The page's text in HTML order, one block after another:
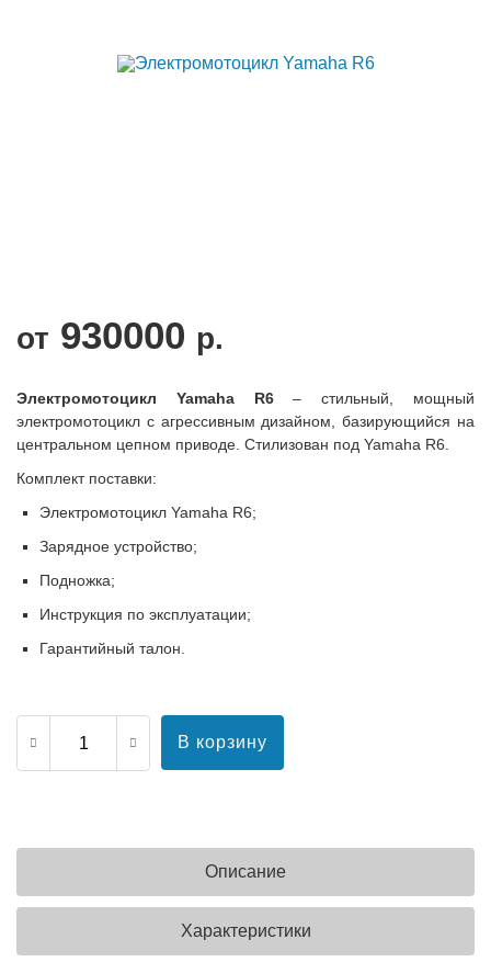
от 930000 р.
Электромотоцикл Yamaha R6– стильный, мощный
электромотоцикл с агрессивным дизайном, базирующийся на
центральном цепном приводе. Стилизован под Yamaha R6.
Комплект поставки:
Электромотоцикл Yamaha R6;
Зарядное устройство;
Подножка;
Инструкция по эксплуатации;
Гарантийный талон.
В корзину
Описание
Характеристики